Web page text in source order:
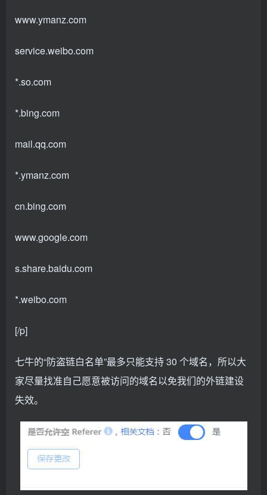
www.ymanz.com
service.weibo.com
*.so.com
*.bing.com
mail.qq.com
*.ymanz.com
cn.bing.com
www.google.com
s.share.baidu.com
*.weibo.com
[/p]
七牛的“防盗链白名单”最多只能支持 30 个域名，所以大
家尽量找准自己愿意被访问的域名以免我们的外链建设
失效。